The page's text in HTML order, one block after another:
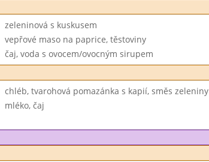
zeleninová s kuskusem
vepřové maso na paprice, těstoviny
čaj, voda s ovocem/ovocným sirupem
chléb, tvarohová pomazánka s kapií, směs zeleniny
mléko, čaj